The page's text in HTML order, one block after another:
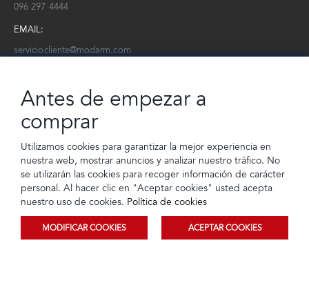
Filtrar
096 297 4444
EMAIL:
serviciocliente@modarm.com
Conoce toda la información sobre últimas colecciones, eventos y
Subscríbete a nuestro newsletter
SUSCRIBIRSE
© 2023 TIENDEC S.A | Todos los derechos reservados
Antes de empezar a
comprar
Utilizamos cookies para garantizar la mejor experiencia en
nuestra web, mostrar anuncios y analizar nuestro tráfico. No
se utilizarán las cookies para recoger información de carácter
personal. Al hacer clic en "Aceptar cookies" usted acepta
nuestro uso de cookies. Política de cookies
MODIFICAR COOKIES ACEPTAR COOKIES